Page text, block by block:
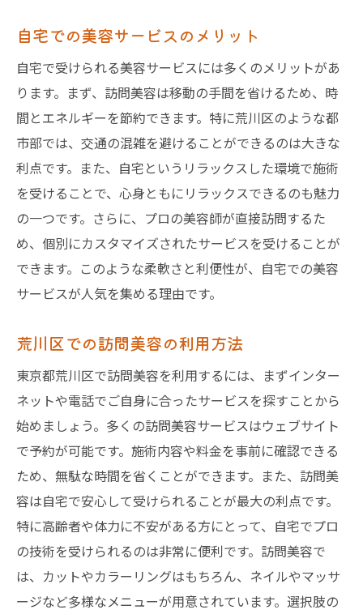
自宅での美容がもたらす満足感
訪問美容の特別な体験を紹介
荒川区での訪問美容の贅沢さ
東京都荒川区訪問美容がもたらす新しいライフ
スタイル
訪問美容が生む新しい生活リズム
美容の新しい常識を再定義
訪問美容での時間効率の良さ
荒川区でのライフスタイル変化
訪問美容が可能にする充実した生活
自宅での訪問美容が変える東京都荒川区の美容
事情
自宅での美容サービスの進化
訪問美容が変える美容の常識
荒川区の美容事情に訪問美容の影響
自宅での美容の新しいトレンド
訪問美容がもたらす美容革命
荒川区での訪問美容の役割
荒川区の訪問美容サービス自宅で受ける特別な
体験とは
自宅での美容サービスのメリット
自宅で受けられる美容サービスには多くのメリットがあ
ります。まず、訪問美容は移動の手間を省けるため、時
間とエネルギーを節約できます。特に荒川区のような都
市部では、交通の混雑を避けることができるのは大きな
利点です。また、自宅というリラックスした環境で施術
を受けることで、心身ともにリラックスできるのも魅力
の一つです。さらに、プロの美容師が直接訪問するた
め、個別にカスタマイズされたサービスを受けることが
できます。このような柔軟さと利便性が、自宅での美容
サービスが人気を集める理由です。
荒川区での訪問美容の利用方法
東京都荒川区で訪問美容を利用するには、まずインター
ネットや電話でご自身に合ったサービスを探すことから
始めましょう。多くの訪問美容サービスはウェブサイト
で予約が可能です。施術内容や料金を事前に確認できる
ため、無駄な時間を省くことができます。また、訪問美
容は自宅で安心して受けられることが最大の利点です。
特に高齢者や体力に不安がある方にとって、自宅でプロ
の技術を受けられるのは非常に便利です。訪問美容で
は、カットやカラーリングはもちろん、ネイルやマッサ
ージなど多様なメニューが用意されています。選択肢の